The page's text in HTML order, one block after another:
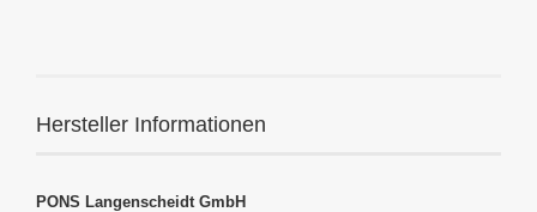
Hersteller Informationen
PONS Langenscheidt GmbH